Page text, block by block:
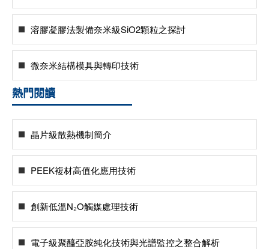
溶膠凝膠法製備奈米級SiO2顆粒之探討
微奈米結構模具與轉印技術
熱門閱讀
晶片級散熱機制簡介
PEEK複材高值化應用技術
創新低溫N₂O觸媒處理技術
電子級聚醯亞胺純化技術與光譜監控之整合解析